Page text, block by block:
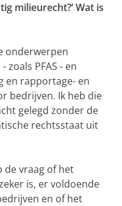
milieurecht?’ Wat is
onderwerpen
zoals PFAS - en
en rapportage- en
bedrijven. Ik heb die
gelegd zonder de
rechtsstaat uit
de vraag of het
is, er voldoende
en of het